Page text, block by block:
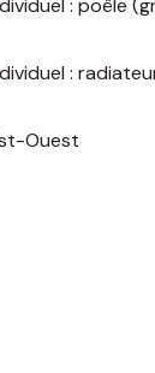
: poêle
:
Ouest